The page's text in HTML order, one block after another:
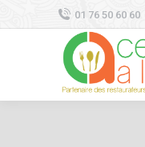
01 76 50 60 60